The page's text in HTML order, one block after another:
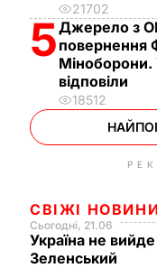
21702
5Джерело з
повернення
Міноборони.
відповіли
18512
СВІЖІ
Сьогодні, 21.06
Україна не
Зеленський